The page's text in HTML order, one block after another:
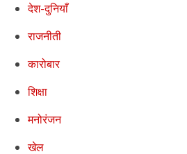
देश-दुनियाँ
राजनीती
कारोबार
शिक्षा
मनोरंजन
खेल